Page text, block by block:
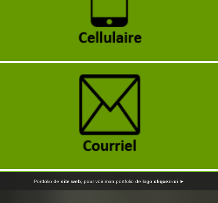
Portfolio de site web , pour voir mon portfolio de logo cliquez-ici ►